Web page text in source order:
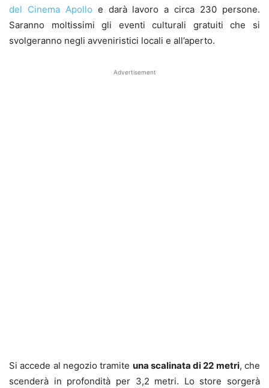
del Cinema Apollo e darà lavoro a circa 230 persone.
Saranno moltissimi gli eventi culturali gratuiti che si
svolgeranno negli avveniristici locali e all’aperto.
Advertisement
Si accede al negozio tramite una scalinata di 22 metri, che
scenderà in profondità per 3,2 metri. Lo store sorgerà